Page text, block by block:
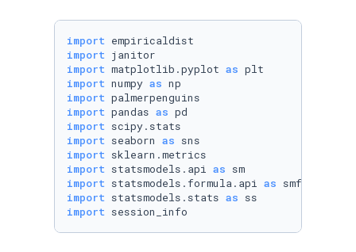
import
import
import matplotlib.pyplot as
import numpy as
import
import pandas as
import
import seaborn as
import
import statsmodels.api as
import statsmodels.formula.api as
import statsmodels.stats as
import session_info